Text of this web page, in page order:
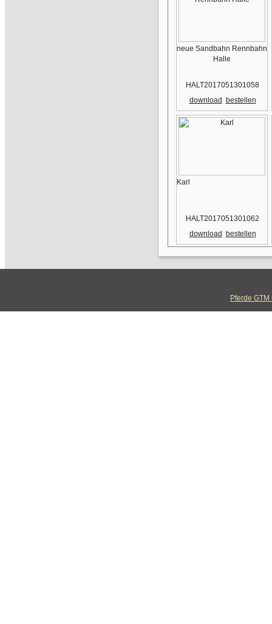
neue Sandbahn Rennbahn
Halle
HALT2017051301058
download
bestellen
Karl
HALT2017051301062
download
bestellen
Pferde GTM